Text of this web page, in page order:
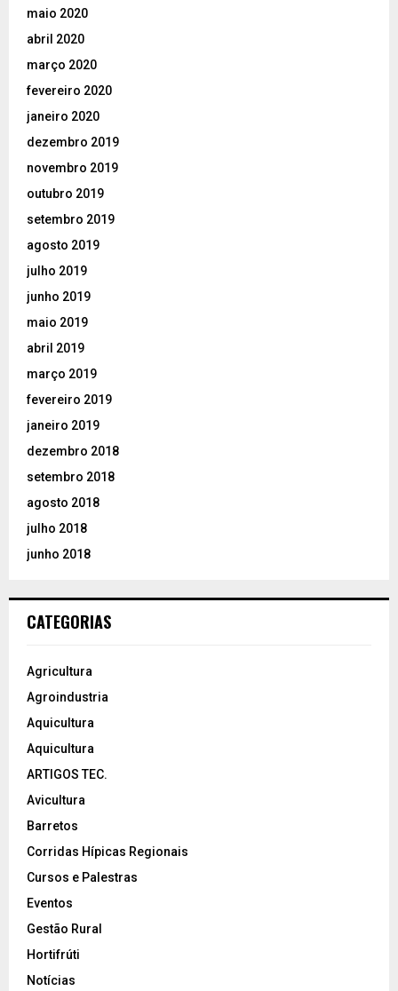
maio 2020
abril 2020
março 2020
fevereiro 2020
janeiro 2020
dezembro 2019
novembro 2019
outubro 2019
setembro 2019
agosto 2019
julho 2019
junho 2019
maio 2019
abril 2019
março 2019
fevereiro 2019
janeiro 2019
dezembro 2018
setembro 2018
agosto 2018
julho 2018
junho 2018
CATEGORIAS
Agricultura
Agroindustria
Aquicultura
Aquicultura
ARTIGOS TEC.
Avicultura
Barretos
Corridas Hípicas Regionais
Cursos e Palestras
Eventos
Gestão Rural
Hortifrúti
Notícias